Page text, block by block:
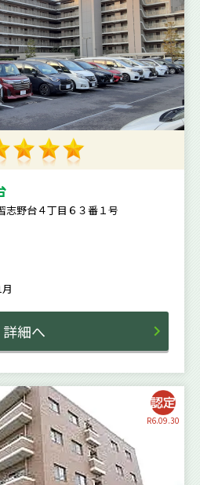
志野台４丁目６３番１号
月
詳細へ
R6.09.30